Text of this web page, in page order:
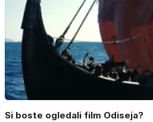
Si boste ogledali film Odiseja?